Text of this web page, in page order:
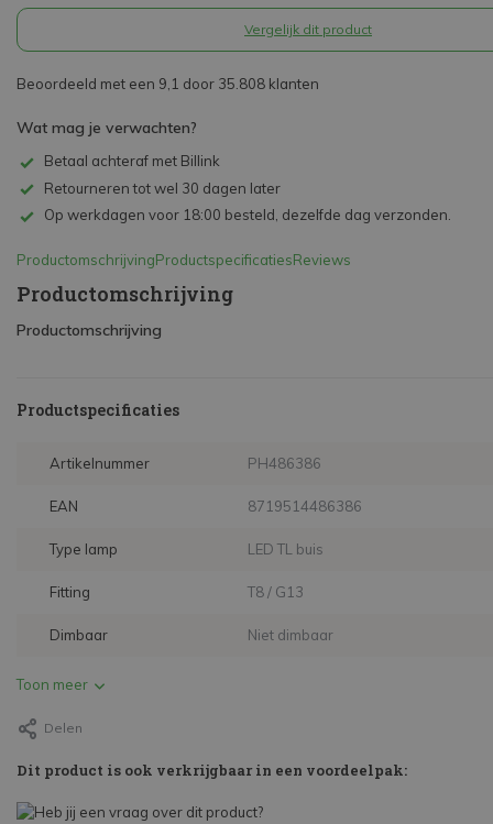
Vergelijk dit product
Beoordeeld met een 9,1 door 35.808 klanten
Wat mag je verwachten?
Betaal achteraf met Billink
Retourneren tot wel 30 dagen later
Op werkdagen voor 18:00 besteld, dezelfde dag verzonden.
ProductomschrijvingProductspecificatiesReviews
Productomschrijving
Productomschrijving
Productspecificaties
Artikelnummer PH486386
EAN 8719514486386
Type lamp LED TL buis
Fitting T8 / G13
Dimbaar Niet dimbaar
Toon meer
Delen
Dit product is ook verkrijgbaar in een voordeelpak: